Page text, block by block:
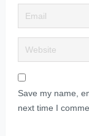
Save my name,
next time I